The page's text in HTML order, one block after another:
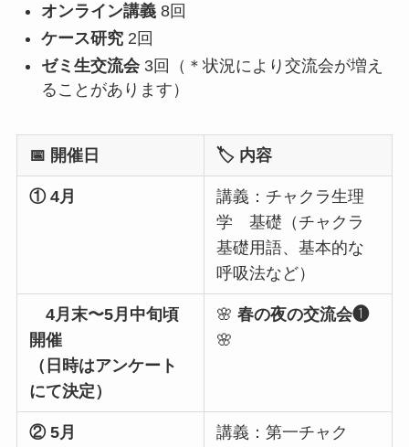
オンライン講義8回
ケース研究2回
ゼミ生交流会3回（＊状況により交流会が増え
ることがあります）
📅 開催日 🏷 内容
① 4月
講義：チャクラ生理
学 基礎（チャクラ
基礎用語、基本的な
呼吸法など）
4月末〜5月中旬頃
開催
（日時はアンケート
にて決定）
🌸春の夜の交流会❶
🌸
② 5月 講義：第一チャク